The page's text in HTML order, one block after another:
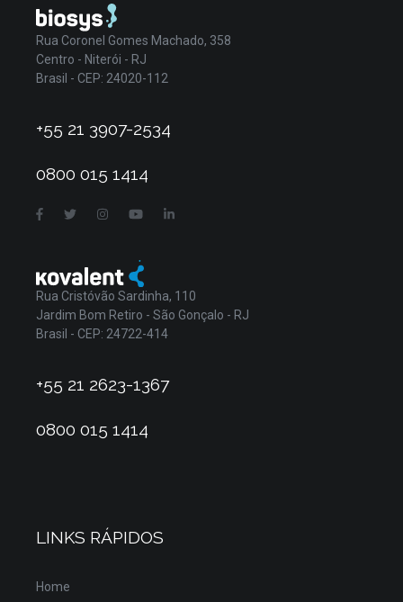
Rua Coronel Gomes Machado, 358
Centro - Niterói - RJ
Brasil - CEP: 24020-112
+55 21 3907-2534
0800 015 1414
Rua Cristóvão Sardinha, 110
Jardim Bom Retiro - São Gonçalo - RJ
Brasil - CEP: 24722-414
+55 21 2623-1367
0800 015 1414
LINKS RÁPIDOS
Home